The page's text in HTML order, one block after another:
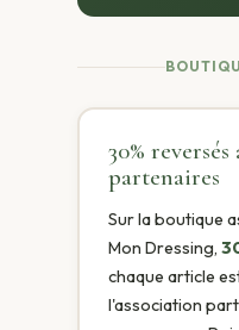
30%
partenaires
Sur la boutique
Mon Dressing,
chaque article
l'association